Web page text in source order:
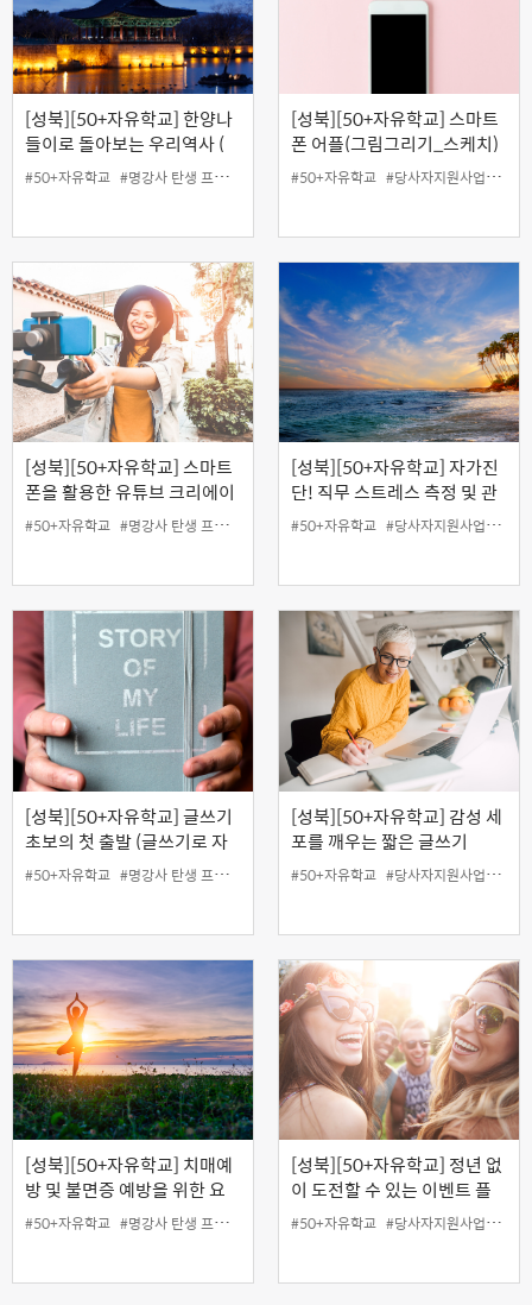
[성북][50+자유학교] 한양나
들이로 돌아보는 우리역사 (
한양을 걷다 - 인왕에서 목멱
#50+자유학교 #명강사 탄생 프로젝트
[성북][50+자유학교] 스마트
폰 어플(그림그리기_스케치)
로 글자 꾸미기
#50+자유학교 #당사자지원사업 #성
[성북][50+자유학교] 스마트
폰을 활용한 유튜브 크리에이
터 2시간 도전기
#50+자유학교 #명강사 탄생 프로젝트
[성북][50+자유학교] 자가진
단! 직무 스트레스 측정 및 관
리
#50+자유학교 #당사자지원사업 #무료
[성북][50+자유학교] 글쓰기
초보의 첫 출발 (글쓰기로 자
존감 회복하기)
#50+자유학교 #명강사 탄생 프로젝트
[성북][50+자유학교] 감성 세
포를 깨우는 짧은 글쓰기
#50+자유학교 #당사자지원사업 #성
[성북][50+자유학교] 치매예
방 및 불면증 예방을 위한 요
가댄스
#50+자유학교 #명강사 탄생 프로젝트
[성북][50+자유학교] 정년 없
이 도전할 수 있는 이벤트 플
래너 도전기
#50+자유학교 #당사자지원사업 #무료